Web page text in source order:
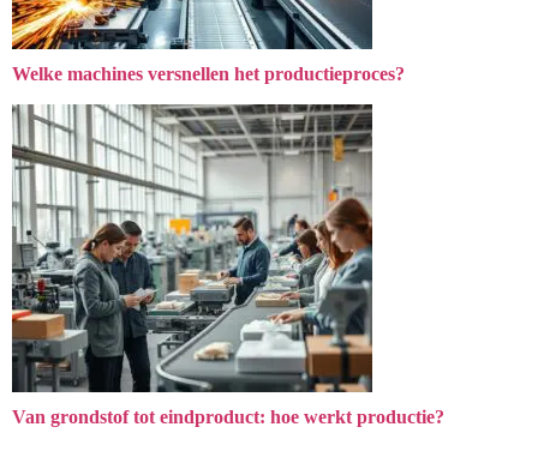
Welke machines versnellen het productieproces?
Van grondstof tot eindproduct: hoe werkt productie?